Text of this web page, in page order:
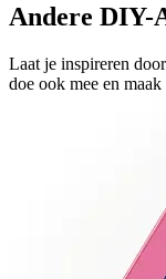
Andere DIY-
Laat je inspireren
doe ook mee en